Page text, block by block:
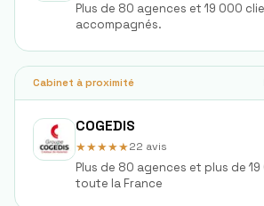
Plus de 80 agences et 19 000
accompagnés.
Cabinet à proximité
COGEDIS
★★★★★22 avis
Plus de 80 agences et plus de
toute la France